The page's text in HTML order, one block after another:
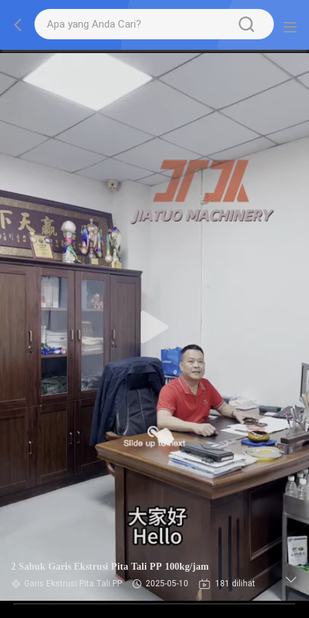
2 Sabuk Garis Ekstrusi Pita Tali PP 100kg/jam
Garis Ekstrusi Pita Tali PP 2025-05-10 181 dilihat